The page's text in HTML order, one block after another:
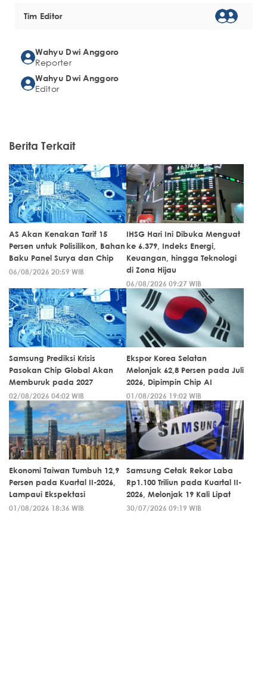
Tim Editor
Wahyu Dwi Anggoro
Reporter
Wahyu Dwi Anggoro
Editor
Berita Terkait
AS Akan Kenakan Tarif 15
Persen untuk Polisilikon, Bahan
Baku Panel Surya dan Chip
06/08/2026 20:59 WIB
IHSG Hari Ini Dibuka Menguat
ke 6.379, Indeks Energi,
Keuangan, hingga Teknologi
di Zona Hijau
06/08/2026 09:27 WIB
Samsung Prediksi Krisis
Pasokan Chip Global Akan
Memburuk pada 2027
02/08/2026 04:02 WIB
Ekspor Korea Selatan
Melonjak 62,8 Persen pada Juli
2026, Dipimpin Chip AI
01/08/2026 19:02 WIB
Ekonomi Taiwan Tumbuh 12,9
Persen pada Kuartal II-2026,
Lampaui Ekspektasi
01/08/2026 18:36 WIB
Samsung Cetak Rekor Laba
Rp1.100 Triliun pada Kuartal II-
2026, Melonjak 19 Kali Lipat
30/07/2026 09:19 WIB